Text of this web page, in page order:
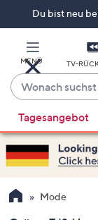
Du bist neu
MENÜ TV-
Wonach
suchst
du
heute?
Vorschläge
verfügbar
sind,
verwenden
Sie
Tagesangebot
Mode